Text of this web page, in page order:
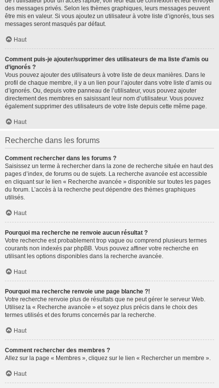
des messages privés. Selon les thèmes graphiques, leurs messages peuvent
être mis en valeur. Si vous ajoutez un utilisateur à votre liste d’ignorés, tous ses
messages seront masqués par défaut.
Haut
Comment puis-je ajouter/supprimer des utilisateurs de ma liste d’amis ou
d’ignorés ?
Vous pouvez ajouter des utilisateurs à votre liste de deux manières. Dans le
profil de chaque membre, il y a un lien pour l’ajouter dans votre liste d’amis ou
d’ignorés. Ou, depuis votre panneau de l’utilisateur, vous pouvez ajouter
directement des membres en saisissant leur nom d’utilisateur. Vous pouvez
également supprimer des utilisateurs de votre liste depuis cette même page.
Haut
Recherche dans les forums
Comment rechercher dans les forums ?
Saisissez un terme à rechercher dans la zone de recherche située en haut des
pages d’index, de forums ou de sujets. La recherche avancée est accessible
en cliquant sur le lien « Recherche avancée » disponible sur toutes les pages
du forum. L’accès à la recherche peut dépendre des thèmes graphiques
utilisés.
Haut
Pourquoi ma recherche ne renvoie aucun résultat ?
Votre recherche est probablement trop vague ou comprend plusieurs termes
courants non indexés par phpBB. Vous pouvez affiner votre recherche en
utilisant les options disponibles dans la recherche avancée.
Haut
Pourquoi ma recherche renvoie une page blanche ?!
Votre recherche renvoie plus de résultats que ne peut gérer le serveur Web.
Utilisez la « Recherche avancée » et soyez plus précis dans le choix des
termes utilisés et des forums concernés par la recherche.
Haut
Comment rechercher des membres ?
Allez sur la page « Membres », cliquez sur le lien « Rechercher un membre ».
Haut